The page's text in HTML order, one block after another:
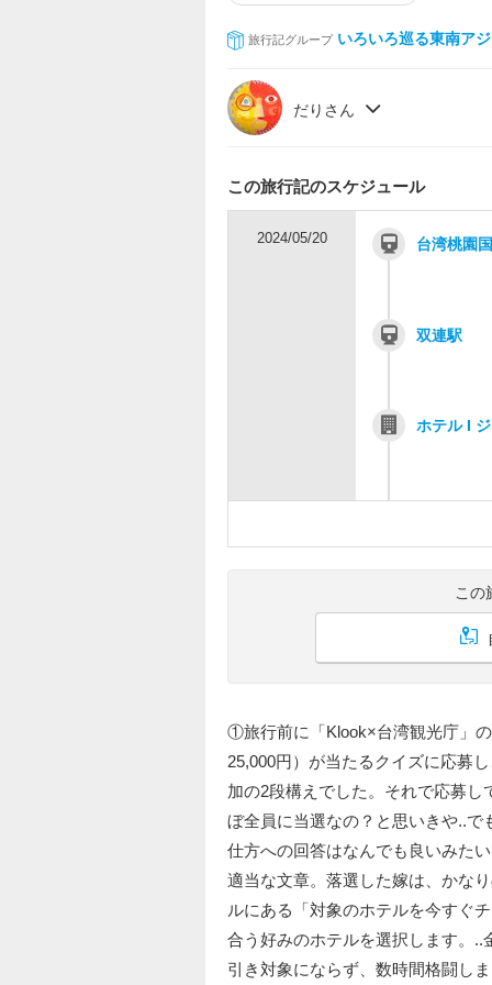
旅行記グループ いろいろ巡る東南ア
だりさん
この旅行記のスケジュール
2024/05/20 台湾桃園
双連駅
ホテル I
この
①旅行前に「Klook×台湾観光庁」
25,000円）が当たるクイズに応募
加の2段構えでした。それで応募
ぼ全員に当選なの？と思いきや..
仕方への回答はなんでも良いみた
適当な文章。落選した嫁は、かな
ルにある「対象のホテルを今すぐ
合う好みのホテルを選択します。
引き対象にならず、数時間格闘し